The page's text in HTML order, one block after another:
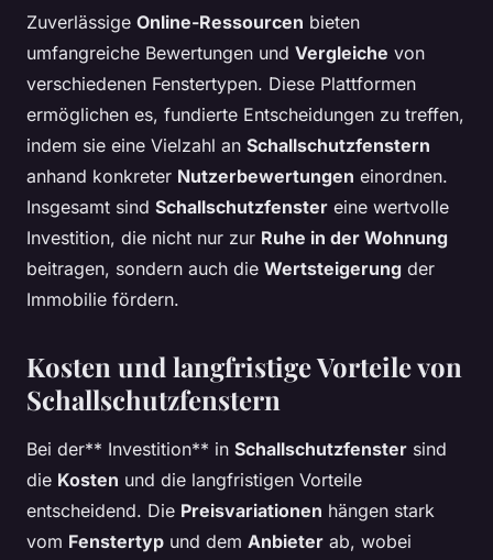
Zuverlässige Online-Ressourcen bieten
umfangreiche Bewertungen und Vergleiche von
verschiedenen Fenstertypen. Diese Plattformen
ermöglichen es, fundierte Entscheidungen zu treffen,
indem sie eine Vielzahl an Schallschutzfenstern
anhand konkreter Nutzerbewertungen einordnen.
Insgesamt sind Schallschutzfenster eine wertvolle
Investition, die nicht nur zur Ruhe in der Wohnung
beitragen, sondern auch die Wertsteigerung der
Immobilie fördern.
Kosten und langfristige Vorteile von
Schallschutzfenstern
Bei der** Investition** in Schallschutzfenster sind
die Kosten und die langfristigen Vorteile
entscheidend. Die Preisvariationen hängen stark
vom Fenstertyp und dem Anbieter ab, wobei